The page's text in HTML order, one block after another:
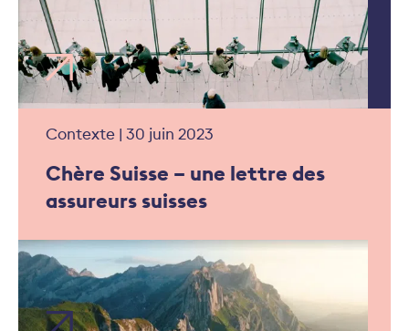
Contexte | 30 juin 2023
Chère Suisse – une lettre des
assureurs suisses